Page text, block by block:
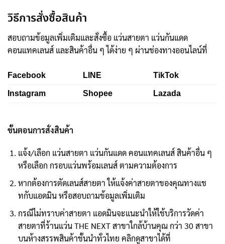
วิธีการสั่งซื้อสินค้า
สอบถามข้อมูลเพิ่มเติมและสั่งซื้อ แว่นสายตา แว่นกันแดด
คอนแทคเลนส์ และสินค้าอื่น ๆ ได้ง่าย ๆ ผ่านช่องทางออนไลน์ที่
Facebook LINE
TikTok
Instagram
Shopee Lazada
ขั้นตอนการสั่งสินค้า
แจ้ง/เลือก แว่นสายตา แว่นกันแดด คอนแทคเลนส์ สินค้าอื่น ๆ
หรือเลือก กรอบแว่นพร้อมเลนส์ ตามความต้องการ
หากต้องการตัดเลนส์สายตา ให้แจ้งค่าสายตาของคุณทางแช
ทกับแอดมิน หรือสอบถามข้อมูลเพิ่มเติม
กรณีไม่ทราบค่าสายตา แอดมินจะแนะนำให้ใช้บริการวัดค่า
สายตาที่ร้านแว่น THE NEXT สาขาใกล้บ้านคุณ กว่า 30 สาขา
บนห้างสรรพสินค้าชั้นนำทั่วไทย คลิกดูสาขาได้ที่